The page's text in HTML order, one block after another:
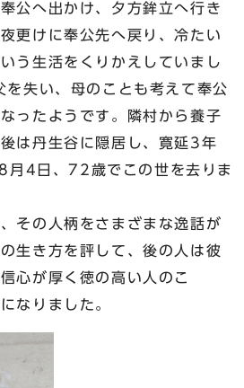
公へ出かけ、夕方鉾立へ行き
更けに奉公先へ戻り、冷たい
う生活をくりかえしていまし
失い、母のことも考えて奉公
ったようです。隣村から養子
は丹生谷に隠居し、寛延3年
月4日、72歳でこの世を去りま
その人柄をさまざまな逸話が
生き方を評して、後の人は彼
心が厚く徳の高い人のこ
なりました。